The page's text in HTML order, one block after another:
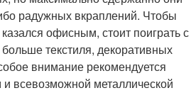
радужных вкраплений. Чтобы
офисным, стоит поиграть с
текстиля, декоративных
внимание рекомендуется
и всевозможной металлической